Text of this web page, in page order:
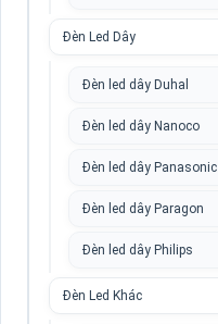
Đèn Led Dây
Đèn led dây Duhal
Đèn led dây Nanoco
Đèn led dây Panasonic
Đèn led dây Paragon
Đèn led dây Philips
Đèn Led Khác